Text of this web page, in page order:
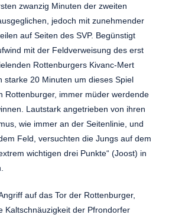
zwanzig Minuten der zweiten
jedoch mit zunehmender
auf Seiten des SVP. Begünstigt
mit der Feldverweisung des erst
Rottenburgers Kivanc-Mert
starke 20 Minuten um dieses Spiel
Rottenburger, immer müder werdende
Lautstark angetrieben von ihren
wie immer an der Seitenlinie, und
Feld, versuchten die Jungs auf dem
wichtigen drei Punkte“ (Joost) in
auf das Tor der Rottenburger,
Kaltschnäuzigkeit der Pfrondorfer